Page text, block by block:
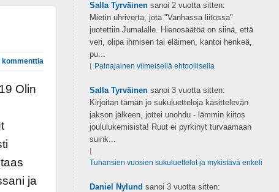
kommenttia
Olin
ja
Salla Tyrväinensanoi 2 vuotta sitten:
Mietin uhriverta, jota "Vanhassa liitossa"
juotettiin Jumalalle. Hienosäätöä on siinä, että
veri, olipa ihmisen tai eläimen, kantoi henkeä,
pu...
Painajainen viimeisellä ehtoollisella
Salla Tyrväinensanoi 3 vuotta sitten:
Kirjoitan tämän jo sukuluetteloja käsittelevän
jakson jälkeen, jottei unohdu - lämmin kiitos
joululukemisista! Ruut ei pyrkinyt turvaamaan
suink...
Tuhansien vuosien sukuluettelot ja mykistävä enkeli
Daniel Nylund sanoi 3 vuotta sitten: